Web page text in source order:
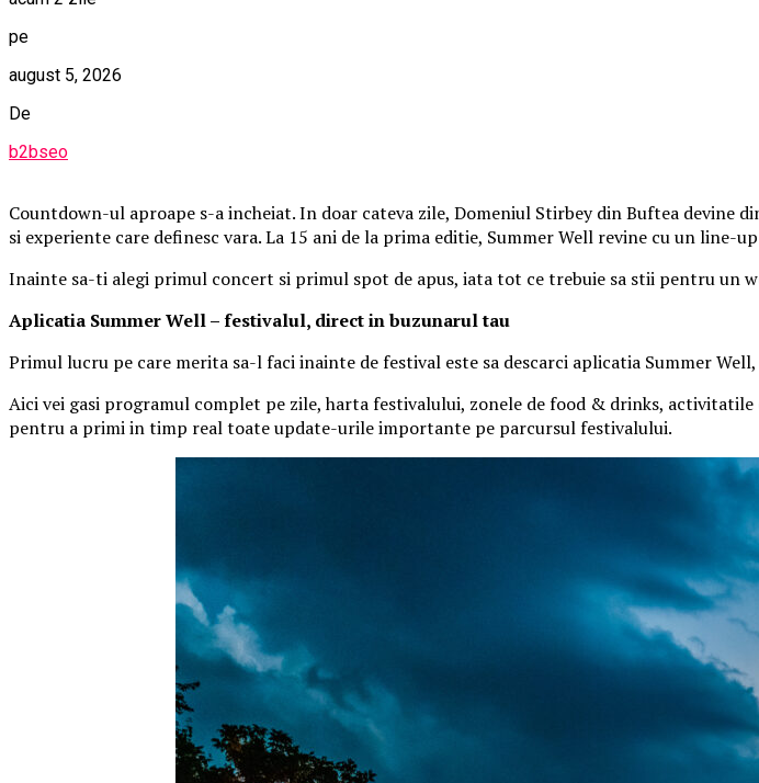
pe
august 5, 2026
De
b2bseo
Countdown-ul aproape s-a incheiat. In doar cateva zile, Domeniul Stirbey din Buftea
si experiente care definesc vara. La 15 ani de la prima editie, Summer Well revine cu un
Inainte sa-ti alegi primul concert si primul spot de apus, iata tot ce trebuie sa stii pentru un
Aplicatia Summer Well– festivalul, direct in buzunarul tau
Primul lucru pe care merita sa-l faci inainte de festival este sa descarci aplicatia Summer
Aici vei gasi programul complet pe zile, harta festivalului, zonele de food & drinks,
pentru a primi in timp real toate update-urile importante pe parcursul festivalului.